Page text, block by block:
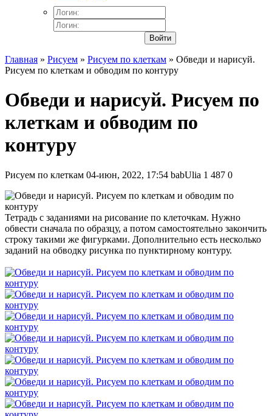
Войти
Главная » Рисуем » Рисуем по клеткам » Обведи и нарисуй.
Рисуем по клеткам и обводим по контуру
Обведи и нарисуй. Рисуем по
клеткам и обводим по
контуру
Рисуем по клеткам 04-июн, 2022, 17:54 babUlia 1 487 0
Тетрадь с заданиями на рисование по клеточкам. Нужно
обвести сначала по образцу, а потом самостоятельно закончить
строку такими же фигурками. Дополнительно есть несколько
заданий на обводку рисунка по пунктирному контуру.